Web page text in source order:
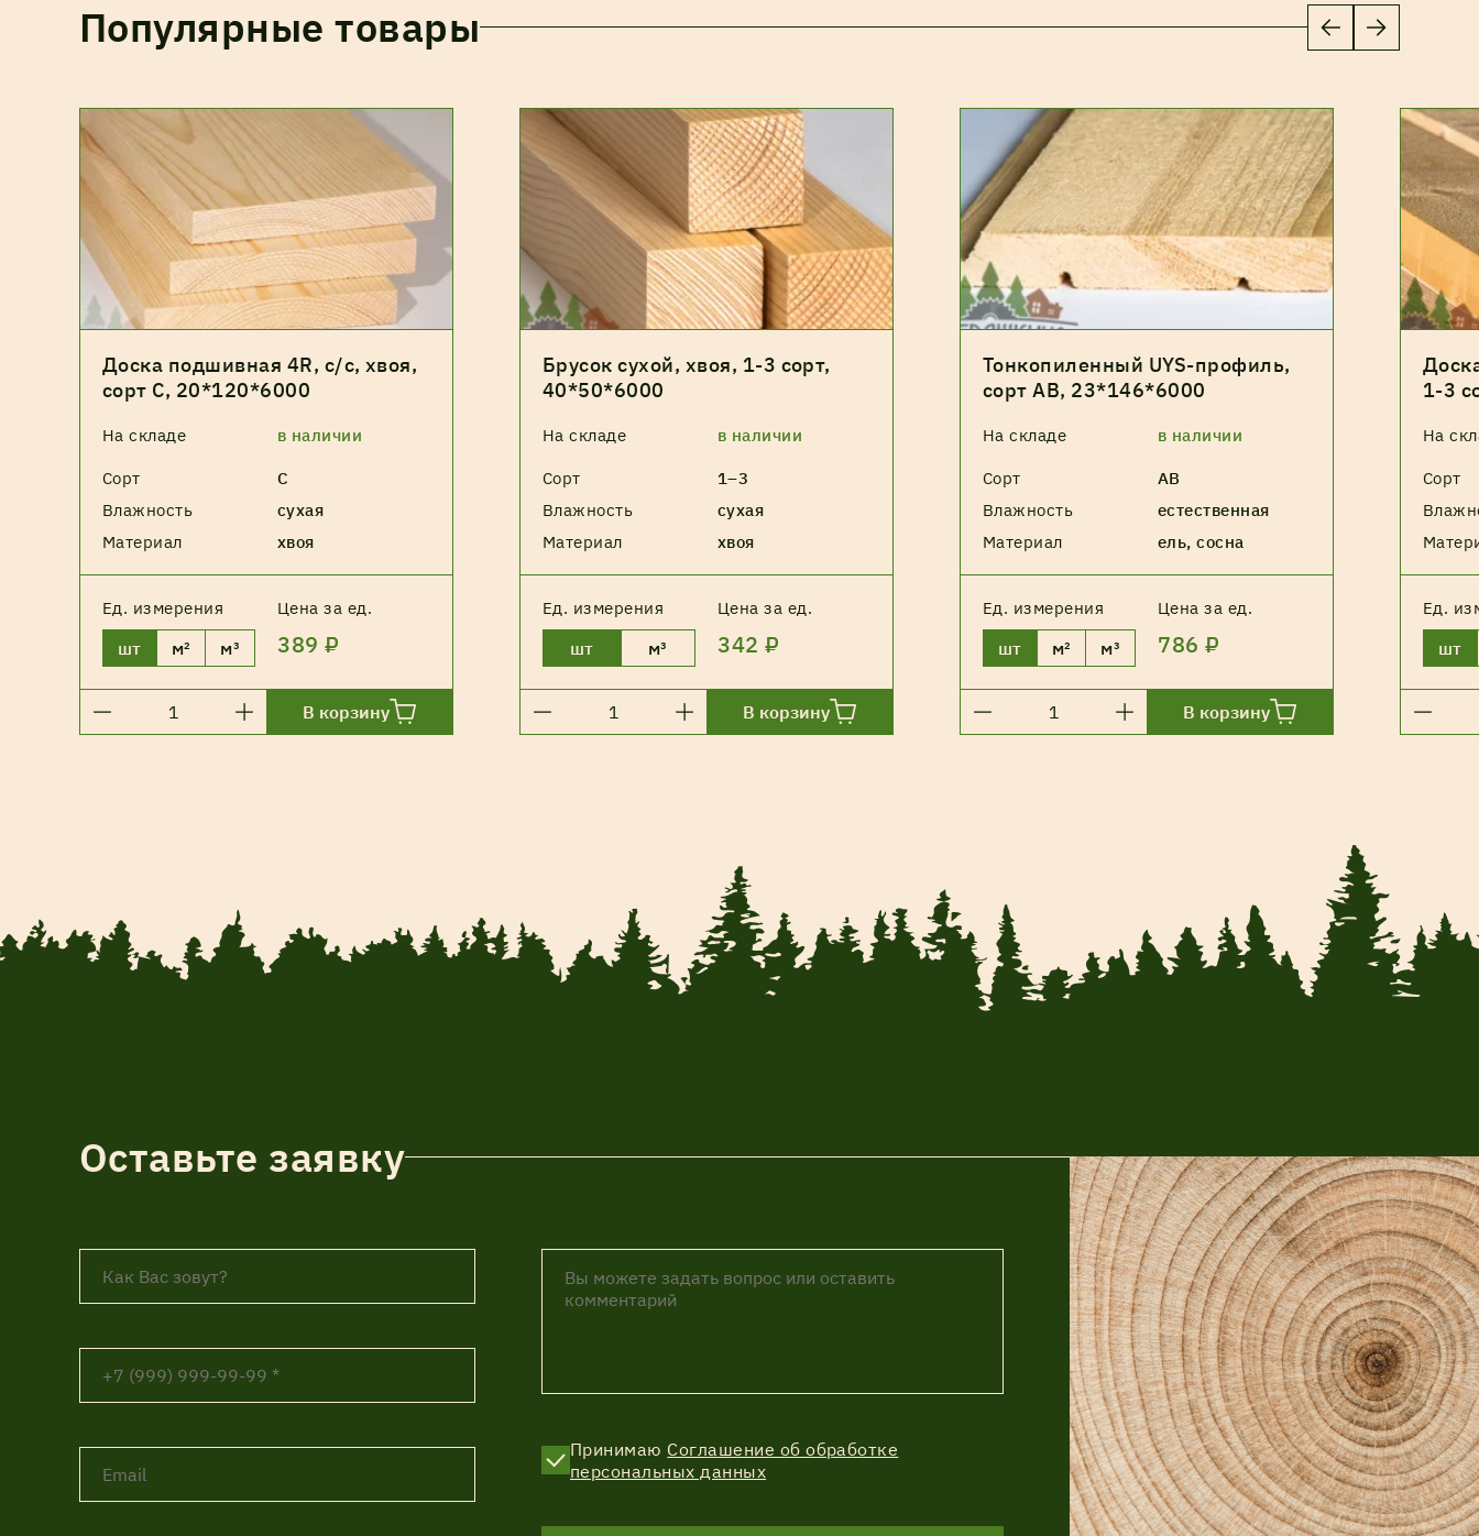
Популярные товары
Доска подшивная 4R, с/с, хвоя,
сорт С, 20*120*6000
На складе в наличии
Сорт
С
Влажность
сухая
Материал
хвоя
Ед. измерения Цена за ед.
шт м² м³ 389 ₽
В корзину
Брусок сухой, хвоя, 1-3 сорт,
40*50*6000
На складе в наличии
Сорт
1–3
Влажность
сухая
Материал
хвоя
Ед. измерения Цена за ед.
шт м³ 342 ₽
В корзину
Тонкопиленный UYS-профиль,
сорт АВ, 23*146*6000
На складе в наличии
Сорт
АВ
Влажность
естественная
Материал
ель, сосна
Ед. измерения Цена за ед.
шт м² м³ 786 ₽
В корзину
1-3
На
Сорт
Ед.
шт
Оставьте заявку
Принимаю Соглашение об обработке
персональных данных